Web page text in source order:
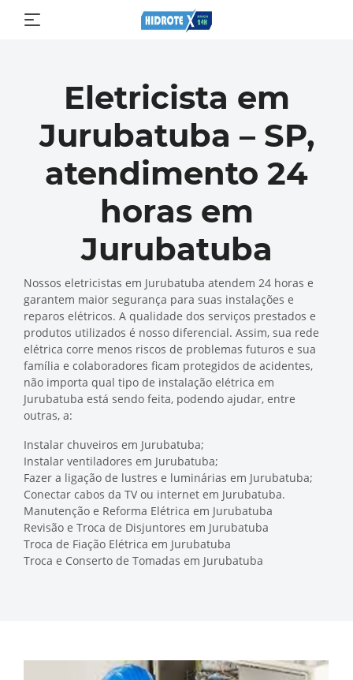
Eletricista em
Jurubatuba – SP,
atendimento 24
horas em
Jurubatuba
Nossos eletricistas em Jurubatuba atendem 24 horas e
garantem maior segurança para suas instalações e
reparos elétricos. A qualidade dos serviços prestados e
produtos utilizados é nosso diferencial. Assim, sua rede
elétrica corre menos riscos de problemas futuros e sua
família e colaboradores ficam protegidos de acidentes,
não importa qual tipo de instalação elétrica em
Jurubatuba está sendo feita, podendo ajudar, entre
outras, a:
Instalar chuveiros em Jurubatuba;
Instalar ventiladores em Jurubatuba;
Fazer a ligação de lustres e luminárias em Jurubatuba;
Conectar cabos da TV ou internet em Jurubatuba.
Manutenção e Reforma Elétrica em Jurubatuba
Revisão e Troca de Disjuntores em Jurubatuba
Troca de Fiação Elétrica em Jurubatuba
Troca e Conserto de Tomadas em Jurubatuba